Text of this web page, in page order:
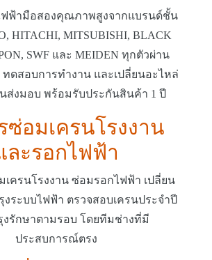
ฟฟ้ามือสองคุณภาพสูงจากแบรนด์ชั้น
HITACHI, MITSUBISHI, BLACK
SWF และ MEIDEN ทุกตัวผ่าน
ทดสอบการทำงาน และเปลี่ยนอะไหล่
ส่งมอบ พร้อมรับประกันสินค้า 1 ปี
ซ่อมเครนโรงงาน
ละรอกไฟฟ้า
เครนโรงงาน ซ่อมรอกไฟฟ้า เปลี่ยน
งระบบไฟฟ้า ตรวจสอบเครนประจำปี
งรักษาตามรอบ โดยทีมช่างที่มี
ประสบการณ์ตรง